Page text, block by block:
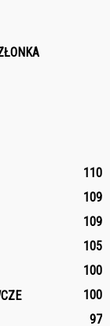
110
109
109
105
100
100
97